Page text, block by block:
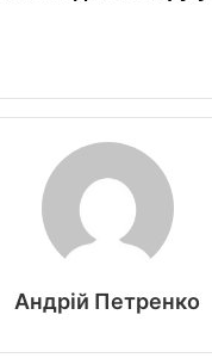
Андрій Петренко